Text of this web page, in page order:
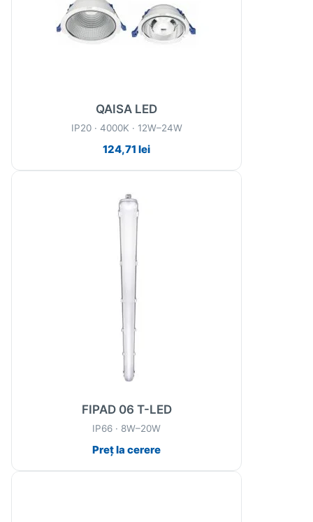
QAISA LED
IP20 · 4000K · 12W–24W
124,71 lei
FIPAD 06 T-LED
IP66 · 8W–20W
Preț la cerere